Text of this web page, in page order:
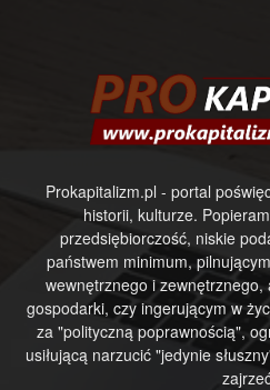
Prokapitalizm.pl - portal
historii, kulturze.
przedsiębiorczość, niskie
państwem minimum,
wewnętrznego i
gospodarki, czy ingerującym w
za "polityczną poprawnością",
usiłującą narzucić "jedynie